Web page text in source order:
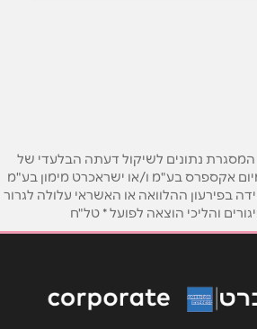
ל...
המסגרת נתונים לשיקול דעתה הבלעדי של
אקספרס בע"מ ו/או ישראכרט מימון בע"מ
בפירעון ההלוואה או האשראי עלולה לגרור
והליכי הוצאה לפועל * טל"ח